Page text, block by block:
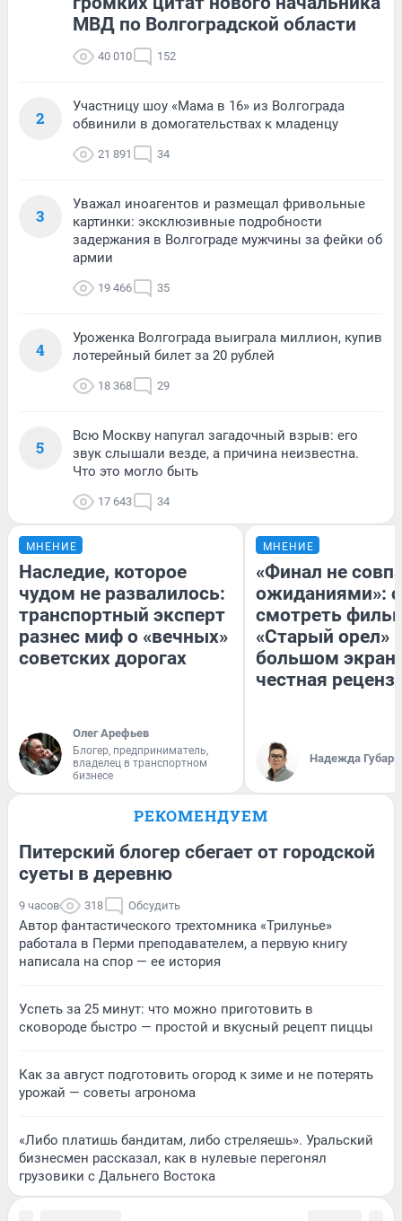
МВД по Волгоградской области
40 010 152
2
Участницу шоу «Мама в 16» из Волгограда
обвинили в домогательствах к младенцу
21 891 34
3
Уважал иноагентов и размещал фривольные
картинки: эксклюзивные подробности
задержания в Волгограде мужчины за фейки об
армии
19 466 35
4
Уроженка Волгограда выиграла миллион, купив
лотерейный билет за 20 рублей
18 368 29
5
Всю Москву напугал загадочный взрыв: его
звук слышали везде, а причина неизвестна.
Что это могло быть
17 643 34
МНЕНИЕ
Наследие, которое
чудом не развалилось:
транспортный эксперт
разнес миф о «вечных»
советских дорогах
Олег Арефьев
Блогер, предприниматель,
владелец в транспортном
бизнесе
МНЕНИЕ
«Финал не
ожиданиями»:
смотреть
«Старый орел»
большом
честная
Надежда Губарь
РЕКОМЕНДУЕМ
Питерский блогер сбегает от городской
суеты в деревню
9 часов 318 Обсудить
Автор фантастического трехтомника «Трилунье»
работала в Перми преподавателем, а первую книгу
написала на спор — ее история
Успеть за 25 минут: что можно приготовить в
сковороде быстро — простой и вкусный рецепт пиццы
Как за август подготовить огород к зиме и не потерять
урожай — советы агронома
«Либо платишь бандитам, либо стреляешь». Уральский
бизнесмен рассказал, как в нулевые перегонял
грузовики с Дальнего Востока